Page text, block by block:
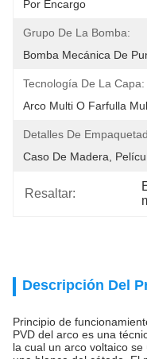
Por Encargo
Grupo De La Bomba:
Bomba Mecánica De
Tecnología De La Capa:
Arco Multi O Farfulla
Detalles De
Caso De Madera,
Resaltar:
Descripción Del
Principio de
PVD del arco es una
la cual un arco voltaico